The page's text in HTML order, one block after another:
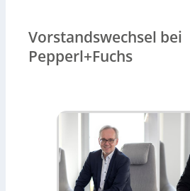
Vorstandswechsel bei
Pepperl+Fuchs